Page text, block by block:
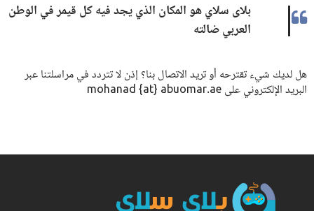
بلاى سلاي هو المكان الذي يجد فيه كل قيمر في الوطن
العربي ضالته
هل لديك شيء تقترحه أو تريد الاتصال بنا؟ إذن لا تتردد في مراسلتنا عبر
البريد الإلكتروني على mohanad {at} abuomar.ae